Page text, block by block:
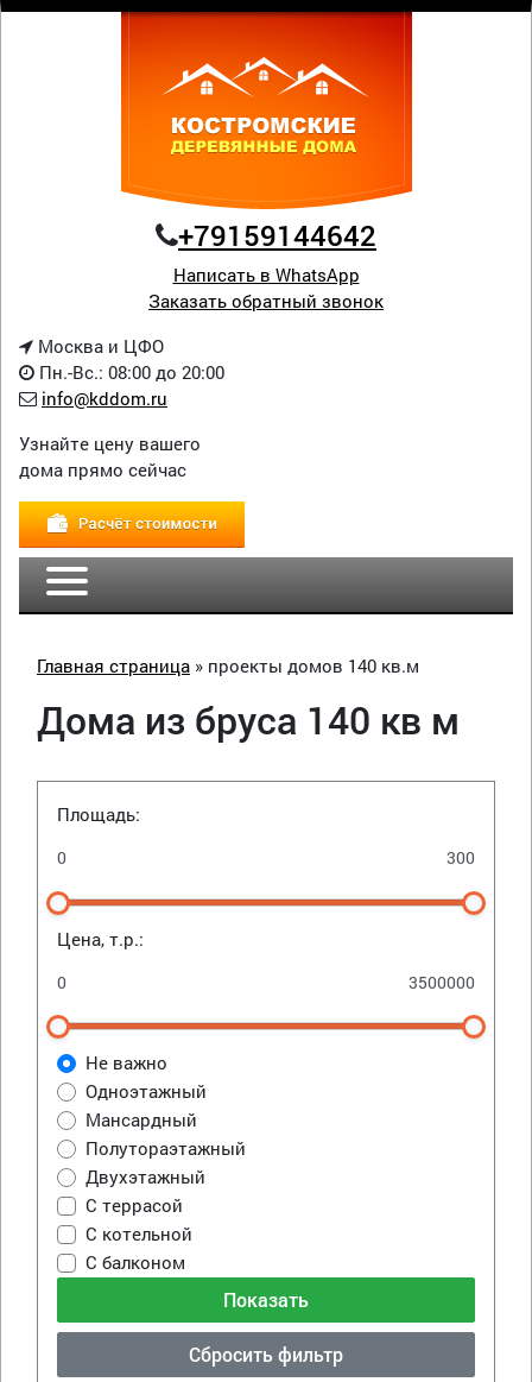
+79159144642
Написать в WhatsApp
Заказать обратный звонок
Москва и ЦФО
Пн.-Вс.: 08:00 до 20:00
info@kddom.ru
Узнайте цену вашего
дома прямо сейчас
Главная страница » проекты домов 140 кв.м
Дома из бруса 140 кв м
Площадь:
Цена, т.р.:
Не важно
Одноэтажный
Мансардный
Полутораэтажный
Двухэтажный
С террасой
С котельной
С балконом
Сбросить фильтр